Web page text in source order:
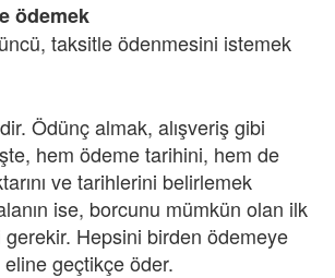
ödemek
taksitle ödenmesini istemek
Ödünç almak, alışveriş gibi
hem ödeme tarihini, hem de
ve tarihlerini belirlemek
ise, borcunu mümkün olan ilk
gerekir. Hepsini birden ödemeye
geçtikçe öder.